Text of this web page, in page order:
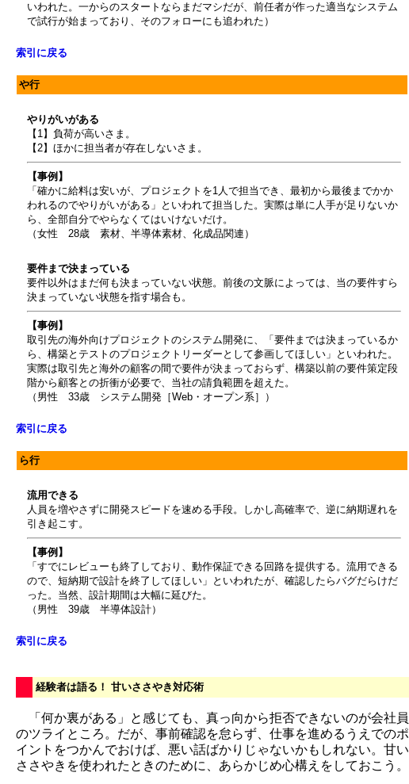
いわれた。一からのスタートならまだマシだが、前任者が作った適当なシステム
で試行が始まっており、そのフォローにも追われた）
索引に戻る
や行
やりがいがある
【1】負荷が高いさま。
【2】ほかに担当者が存在しないさま。
【事例】
「確かに給料は安いが、プロジェクトを1人で担当でき、最初から最後までかか
われるのでやりがいがある」といわれて担当した。実際は単に人手が足りないか
ら、全部自分でやらなくてはいけないだけ。
（女性 28歳 素材、半導体素材、化成品関連）
要件まで決まっている
要件以外はまだ何も決まっていない状態。前後の文脈によっては、当の要件すら
決まっていない状態を指す場合も。
【事例】
取引先の海外向けプロジェクトのシステム開発に、「要件までは決まっているか
ら、構築とテストのプロジェクトリーダーとして参画してほしい」といわれた。
実際は取引先と海外の顧客の間で要件が決まっておらず、構築以前の要件策定段
階から顧客との折衝が必要で、当社の請負範囲を超えた。
（男性 33歳 システム開発［Web・オープン系］）
索引に戻る
ら行
流用できる
人員を増やさずに開発スピードを速める手段。しかし高確率で、逆に納期遅れを
引き起こす。
【事例】
「すでにレビューも終了しており、動作保証できる回路を提供する。流用できる
ので、短納期で設計を終了してほしい」といわれたが、確認したらバグだらけだ
った。当然、設計期間は大幅に延びた。
（男性 39歳 半導体設計）
索引に戻る
経験者は語る！ 甘いささやき対応術
「何か裏がある」と感じても、真っ向から拒否できないのが会社員
のツライところ。だが、事前確認を怠らず、仕事を進めるうえでのポ
イントをつかんでおけば、悪い話ばかりじゃないかもしれない。甘い
ささやきを使われたときのために、あらかじめ心構えをしておこう。